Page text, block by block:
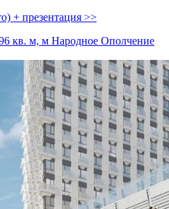
+ презентация >>
кв. м, м Народное Ополчение